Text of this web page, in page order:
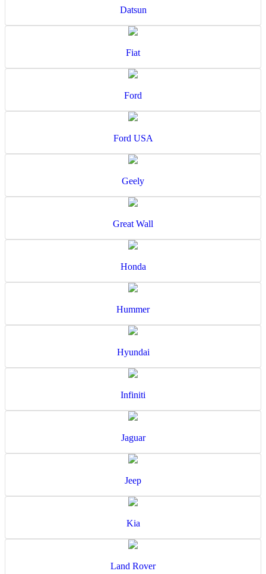
Datsun
Fiat
Ford
Ford USA
Geely
Great Wall
Honda
Hummer
Hyundai
Infiniti
Jaguar
Jeep
Kia
Land Rover